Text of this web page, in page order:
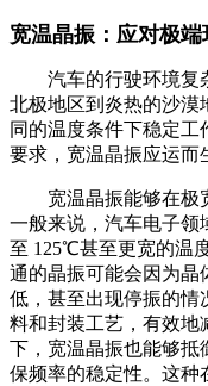
宽温晶振：应对极
汽车的行驶环境复杂
北极地区到炎热的沙漠
同的温度条件下稳定
要求，宽温晶振应运而
宽温晶振能够在极宽
一般来说，汽车电子
至 125℃甚至更宽的温
通的晶振可能会因为晶
低，甚至出现停振的情
料和封装工艺，有效地
下，宽温晶振也能够抵
保频率的稳定性。这种